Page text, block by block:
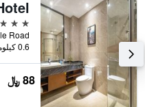
4 نجوم
0.6 كيلومتر عن وسط المدينة
88 ﷼